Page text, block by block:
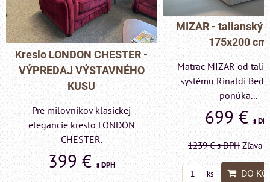
-
MIZAR - talianský matrac
175x200 cm
Matrac MIZAR od talianskeho
systému Rinaldi Bed System
ponúka...
699 €s DPH
1239 €s DPH Zľava 43.6%
ks DO KOŠÍKA
Pohovka
-
Pre
elegancie